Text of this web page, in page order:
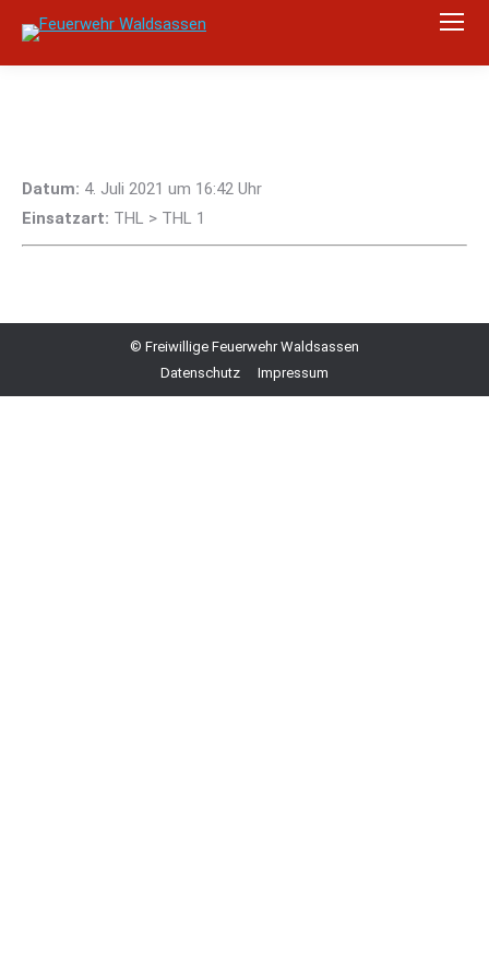
Datum: 4. Juli 2021 um 16:42 Uhr
Einsatzart: THL > THL 1
© Freiwillige Feuerwehr Waldsassen
Datenschutz
Impressum